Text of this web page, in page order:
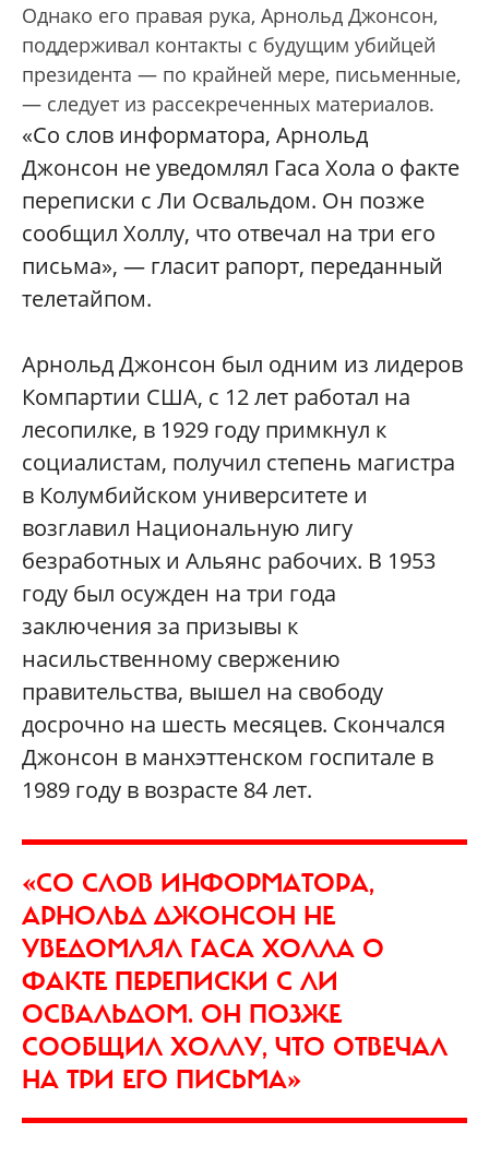
Однако его правая рука, Арнольд Джонсон,
поддерживал контакты с будущим убийцей
президента — по крайней мере, письменные,
— следует из рассекреченных материалов.
«Со слов информатора, Арнольд
Джонсон не уведомлял Гаса Хола о факте
переписки с Ли Освальдом. Он позже
сообщил Холлу, что отвечал на три его
письма», — гласит рапорт, переданный
телетайпом.
Арнольд Джонсон был одним из лидеров
Компартии США, с 12 лет работал на
лесопилке, в 1929 году примкнул к
социалистам, получил степень магистра
в Колумбийском университете и
возглавил Национальную лигу
безработных и Альянс рабочих. В 1953
году был осужден на три года
заключения за призывы к
насильственному свержению
правительства, вышел на свободу
досрочно на шесть месяцев. Скончался
Джонсон в манхэттенском госпитале в
1989 году в возрасте 84 лет.
«СО СЛОВ ИНФОРМАТОРА,
АРНОЛЬД ДЖОНСОН НЕ
УВЕДОМЛЯЛ ГАСА ХОЛЛА О
ФАКТЕ ПЕРЕПИСКИ С ЛИ
ОСВАЛЬДОМ. ОН ПОЗЖЕ
СООБЩИЛ ХОЛЛУ, ЧТО ОТВЕЧАЛ
НА ТРИ ЕГО ПИСЬМА»